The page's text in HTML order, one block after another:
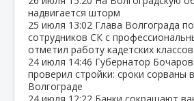
надвигается шторм
25 июля 13:02 Глава Волгограда
сотрудников СК с
отметил работу кадетских классов
24 июля 14:46 Губернатор
проверил стройки: сроки сорваны
Волгограде